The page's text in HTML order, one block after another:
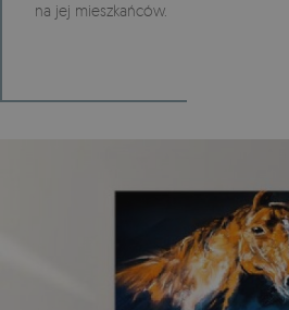
na jej mieszkańców.